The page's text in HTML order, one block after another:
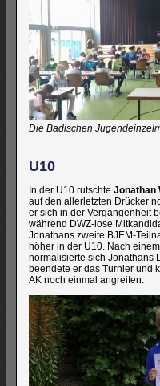
Die Badischen
U10
In der U10 rutschte Jonathan
auf den allerletzten Drücker
er sich in der Vergangenheit
während DWZ-lose
Jonathans zweite BJEM-
höher in der U10. Nach
normalisierte sich Jonathans
beendete er das Turnier und
AK noch einmal angreifen.